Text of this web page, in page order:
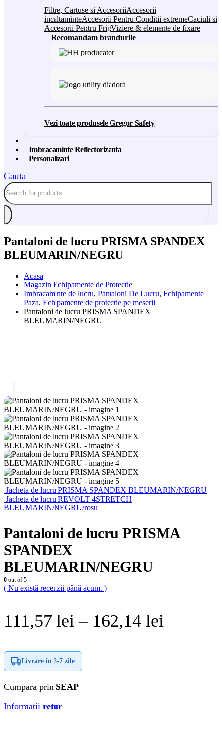
Filtre, Cartuse si AccesoriiAccesorii
incaltaminteAccesorii Pentru Conditii extremeCaciuli si
Accesorii Pentru FrigViziere & elemente de fixare
Recomandam brandurile
Vezi toate produsele Gregor Safety
Imbracaminte Reflectorizanta
Personalizari
Cauta
Pantaloni de lucru PRISMA SPANDEX
BLEUMARIN/NEGRU
Acasa
Magazin Echipamente de Protectie
Imbracaminte de lucru, Pantaloni De Lucru, Echipamente
Paza, Echipamente de protectie pe meserii
Pantaloni de lucru PRISMA SPANDEX
BLEUMARIN/NEGRU
Jacheta de lucru PRISMA SPANDEX BLEUMARIN/NEGRU
Jacheta de lucru REVOLT 4STRETCH
BLEUMARIN/NEGRU/rosu
Pantaloni de lucru PRISMA
SPANDEX
BLEUMARIN/NEGRU
0 out of 5
( Nu există recenzii până acum. )
111,57 lei – 162,14 lei
Livrare în 3-7 zile
Cumpara prin SEAP
Informatii retur